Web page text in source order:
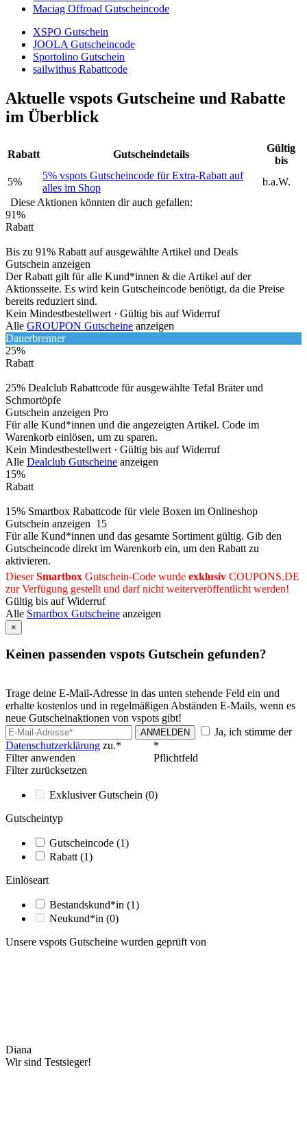
Maciag Offroad Gutscheincode
XSPO Gutschein
JOOLA Gutscheincode
Sportolino Gutschein
sailwithus Rabattcode
Aktuelle vspots Gutscheine und Rabatte
im Überblick
Rabatt Gutscheindetails
Gültig
bis
5%
5% vspots Gutscheincode für Extra-Rabatt auf
alles im Shop
b.a.W.
Diese Aktionen könnten dir auch gefallen:
91%
Rabatt
Bis zu 91% Rabatt auf ausgewählte Artikel und Deals
Gutschein anzeigen
Der Rabatt gilt für alle Kund*innen & die Artikel auf der
Aktionsseite. Es wird kein Gutscheincode benötigt, da die Preise
bereits reduziert sind.
Kein Mindestbestellwert · Gültig bis auf Widerruf
Alle GROUPON Gutscheine anzeigen
Dauerbrenner
25%
Rabatt
25% Dealclub Rabattcode für ausgewählte Tefal Bräter und
Schmortöpfe
Gutschein anzeigen Pro
Für alle Kund*innen und die angezeigten Artikel. Code im
Warenkorb einlösen, um zu sparen.
Kein Mindestbestellwert · Gültig bis auf Widerruf
Alle Dealclub Gutscheine anzeigen
15%
Rabatt
15% Smartbox Rabattcode für viele Boxen im Onlineshop
Gutschein anzeigen 15
Für alle Kund*innen und das gesamte Sortiment gültig. Gib den
Gutscheincode direkt im Warenkorb ein, um den Rabatt zu
aktivieren.
DieserSmartbox Gutschein-Code wurde exklusiv COUPONS.DE
zur Verfügung gestellt und darf nicht weiterveröffentlicht werden!
Gültig bis auf Widerruf
Alle Smartbox Gutscheine anzeigen
×
Keinen passenden vspots Gutschein gefunden?
Trage deine E-Mail-Adresse in das unten stehende Feld ein und
erhalte kostenlos und in regelmäßigen Abständen E-Mails, wenn es
neue Gutscheinaktionen von vspots gibt!
ANMELDEN
Ja, ich stimme der
Datenschutzerklärung zu.*
*
Pflichtfeld
Filter anwenden
Filter zurücksetzen
Exklusiver Gutschein (0)
Gutscheintyp
Gutscheincode (1)
Rabatt (1)
Einlöseart
Bestandskund*in (1)
Neukund*in (0)
Unsere vspots Gutscheine wurden geprüft von
Diana
Wir sind Testsieger!